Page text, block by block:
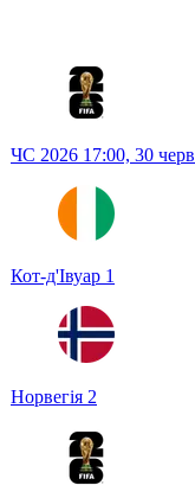
ЧС 2026 17:00, 30
Кот-д'Івуар 1
Норвегія 2